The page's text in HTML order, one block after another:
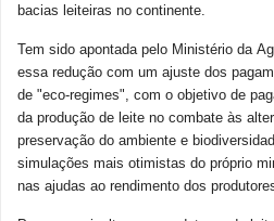
bacias leiteiras no continente.
Tem sido apontada pelo Ministério da
essa redução com um ajuste dos
de "eco-regimes", com o objetivo de
da produção de leite no combate às
preservação do ambiente e
simulações mais otimistas do próprio
nas ajudas ao rendimento dos